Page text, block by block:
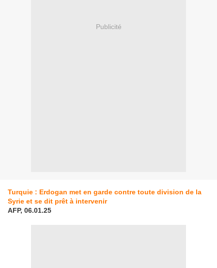
Publicité
Turquie : Erdogan met en garde contre toute division de la
Syrie et se dit prêt à intervenir
AFP, 06.01.25